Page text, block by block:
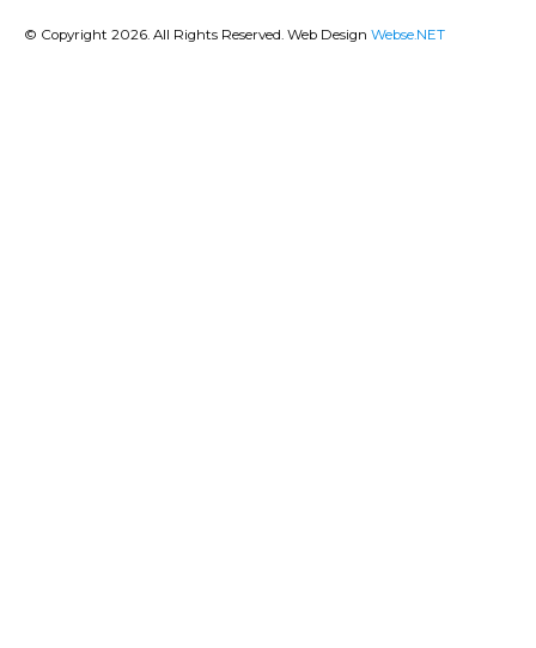
© Copyright 2026. All Rights Reserved. Web Design Webse.NET